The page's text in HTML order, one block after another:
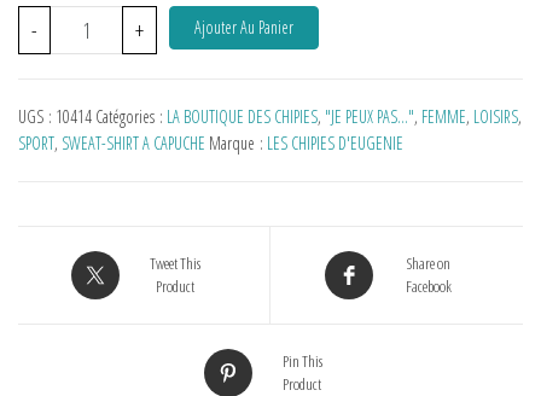
- + Ajouter Au Panier
UGS : 10414 Catégories : LA BOUTIQUE DES CHIPIES, "JE PEUX PAS…", FEMME, LOISIRS,
SPORT, SWEAT-SHIRT A CAPUCHE Marque : LES CHIPIES D'EUGENIE
Tweet This
Product
Share on
Facebook
Pin This
Product